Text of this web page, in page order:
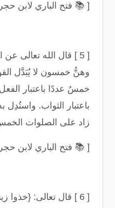
[
📚 فتح الباري لابن حجر ٥٥/٢
[ 5 ]
قال الله تعالى
وهنُّ خمسون لا يُبَدَّل
خمسٌ عددًا باعتبار
باعتبار الثواب.
زاد على الصلوات
[
📚 فتح الباري لابن حجر ٥٧/٢
[ 6 ]
قال تعالى: {خذوا